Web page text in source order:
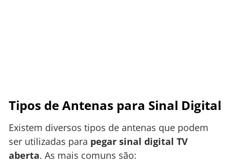
Tipos de Antenas para Sinal Digital
Existem diversos tipos de antenas que podem
ser utilizadas para pegar sinal digital TV
aberta. As mais comuns são: